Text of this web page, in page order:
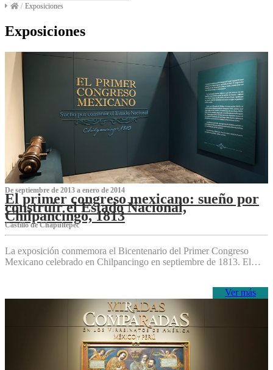
/ Exposiciones
Exposiciones
De septiembre de 2013 a enero de 2014
El primer congreso mexicano: sueño por
construir el Estado Nacional,
Chilpancingo, 1813
Castillo de Chapultepec
La exposición conmemora el Bicentenario del Primer Congreso
Mexicano celebrado en Chilpancingo en septiembre de 1813. El…
Ver más